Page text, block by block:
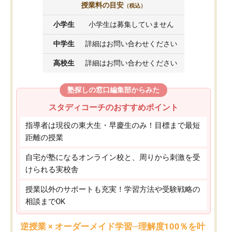
授業料の目安 （税込）
小学生 小学生は募集していません
中学生 詳細はお問い合わせください
高校生 詳細はお問い合わせください
塾探しの窓口編集部からみた
スタディコーチのおすすめポイント
指導者は現役の東大生・早慶生のみ！目標まで最短
距離の授業
自宅が塾になるオンライン校と、周りから刺激を受
けられる実校舎
授業以外のサポートも充実！学習方法や受験戦略の
相談までOK
逆授業 × オーダーメイド学習─理解度100％を叶